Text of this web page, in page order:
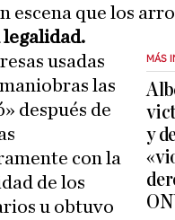
escena que los
MÁS
y
usadas
las
después de
con la
de los
u obtuvo